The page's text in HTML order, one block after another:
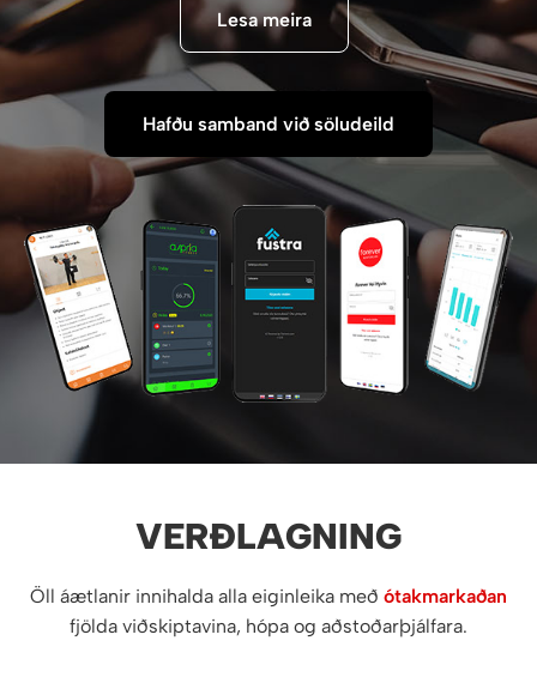
Lesa meira
Hafðu samband við söludeild
VERÐLAGNING
Öll áætlanir innihalda alla eiginleika með ótakmarkaðan
fjölda viðskiptavina, hópa og aðstoðarþjálfara.